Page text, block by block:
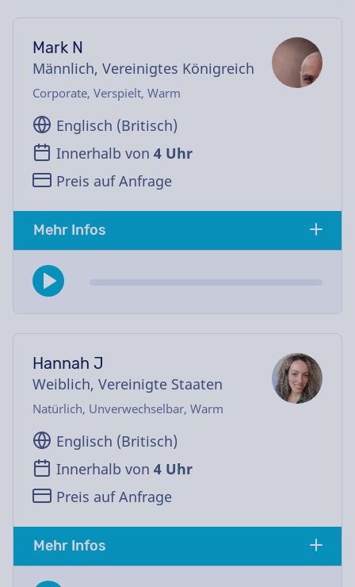
Mark N
Männlich, Vereinigtes Königreich
Corporate, Verspielt, Warm
Englisch (Britisch)
Innerhalb von 4 Uhr
Preis auf Anfrage
Mehr Infos
Hannah J
Weiblich, Vereinigte Staaten
Natürlich, Unverwechselbar, Warm
Englisch (Britisch)
Innerhalb von 4 Uhr
Preis auf Anfrage
Mehr Infos